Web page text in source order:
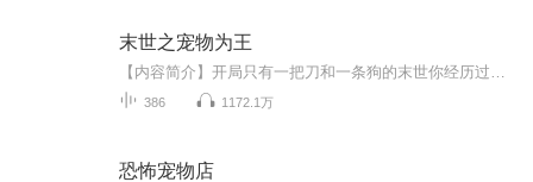
末世之宠物为王
386 1172.1万
恐怖宠物店